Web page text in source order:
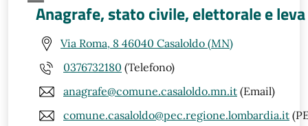
Anagrafe, stato civile, elettorale e leva
Via Roma, 8 46040 Casaloldo (MN)
0376732180 (Telefono)
anagrafe@comune.casaloldo.mn.it (Email)
comune.casaloldo@pec.regione.lombardia.it